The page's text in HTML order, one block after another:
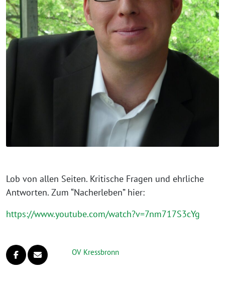
Lob von allen Seiten. Kritische Fragen und ehr­li­che
Antworten. Zum “Nacherleben” hier:
https://www.youtube.com/watch?v=7nm717S3cYg
OV Kressbronn